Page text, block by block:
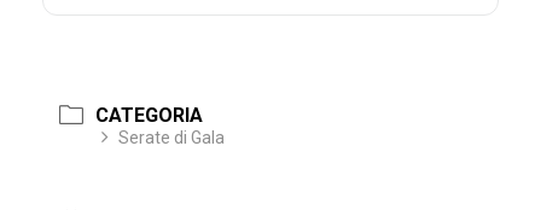
CATEGORIA
Serate di Gala